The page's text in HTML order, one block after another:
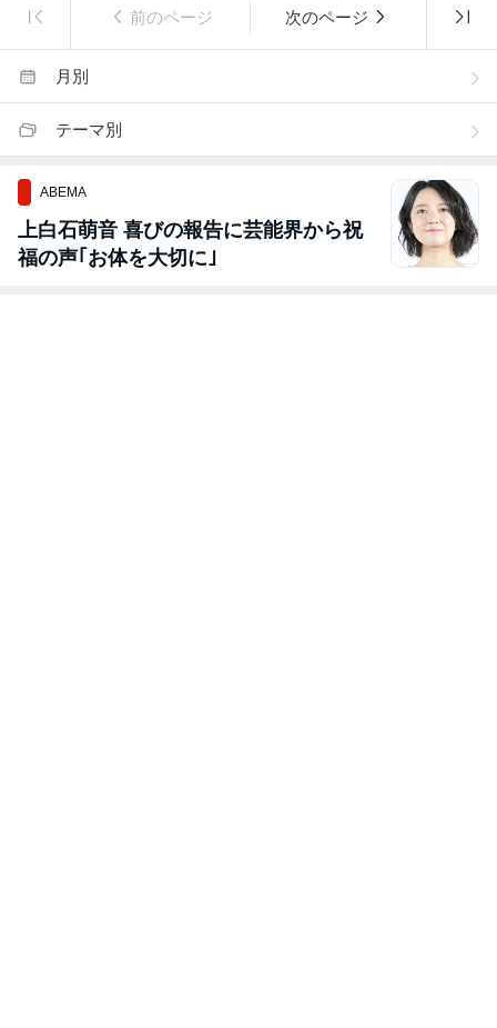
前のページ 次のページ
月別
テーマ別
ABEMA
上白石萌音 喜びの報告に芸能界から祝
福の声｢お体を大切に｣